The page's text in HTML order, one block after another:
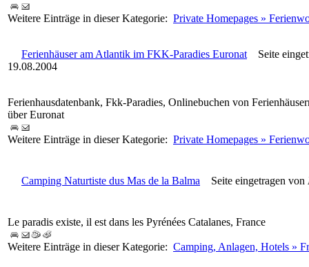
Weitere Einträge in dieser Kategorie: Private Homepages »
Ferienhäuser am Atlantik im FKK-Paradies Euronat Seite
19.08.2004
Ferienhausdatenbank, Fkk-Paradies, Onlinebuchen von
über Euronat
Weitere Einträge in dieser Kategorie: Private Homepages »
Camping Naturtiste dus Mas de la Balma Seite eingetragen von
Le paradis existe, il est dans les Pyrénées Catalanes, France
Weitere Einträge in dieser Kategorie: Camping, Anlagen, Hotels »